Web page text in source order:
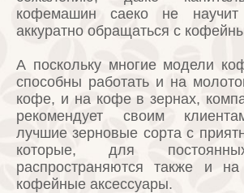
кофемашин саеко не
аккуратно обращаться с
А поскольку многие модели
способны работать и на
кофе, и на кофе в зернах,
рекомендует своим
лучшие зерновые сорта с
которые, для
распространяются также и на
кофейные аксессуары.